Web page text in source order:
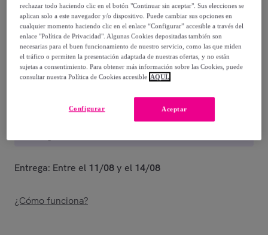
54,00 €
-53%
Vendido porGrupo BC Fabrics
Entrega
Entrega: Entre el 11/08y el 14/08
¿Cómo funciona?
rechazar todo haciendo clic en el botón "Continuar sin aceptar". Sus elecciones se
aplican solo a este navegador y/o dispositivo. Puede cambiar sus opciones en
cualquier momento haciendo clic en el enlace “Configurar” accesible a través del
enlace "Política de Privacidad". Algunas Cookies depositadas también son
necesarias para el buen funcionamiento de nuestro servicio, como las que miden
el tráfico o permiten la presentación adaptada de nuestras ofertas, y no están
sujetas a consentimiento. Para obtener más información sobre las Cookies, puede
consultar nuestra Política de Cookies accesible AQUÍ.
Aceptar
Configurar